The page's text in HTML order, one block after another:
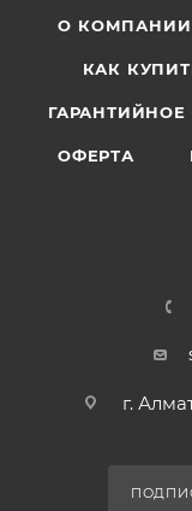
О КОМПАНИИ
КАК
ОФЕРТА
г.